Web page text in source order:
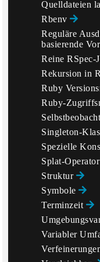
Quelldateien
Rbenv
Reguläre
basierende
Reine
Rekursion in
Ruby
Ruby-
Singleton-
Spezielle
Splat-
Struktur
Symbole
Terminzeit
Variabler